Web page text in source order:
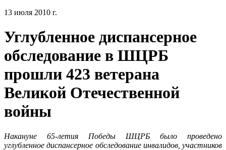
13 июля 2010 г.
Углубленное диспансерное
обследование в ШЦРБ
прошли 423 ветерана
Великой Отечественной
войны
Накануне 65-летия Победы ШЦРБ было проведено
углубленное диспансерное обследование инвалидов, участников